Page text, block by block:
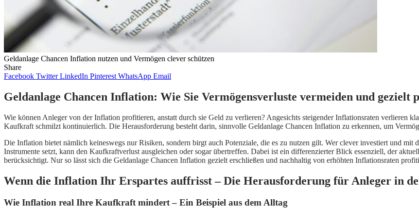
Geldanlage Chancen Inflation nutzen und Vermögen clever schützen
Share
Facebook Twitter LinkedIn Pinterest WhatsApp Email
Geldanlage Chancen Inflation: Wie Sie Vermögensverluste vermeiden und gezielt
Wie können Anleger von der Inflation profitieren, anstatt durch sie Geld zu verlieren? Angesichts steigender Inflationsraten verlieren
Kaufkraft schmilzt kontinuierlich. Die Herausforderung besteht darin, sinnvolle Geldanlage Chancen Inflation zu erkennen, um
Die Inflation bietet nämlich keineswegs nur Risiken, sondern birgt auch Potenziale, die es zu nutzen gilt. Wer clever investiert und mit
Instrumente setzt, kann den Kaufkraftverlust ausgleichen oder sogar übertreffen. Dabei ist ein differenzierter Blick essenziell, der
berücksichtigt. Nur so lässt sich die Geldanlage Chancen Inflation gezielt erschließen und nachhaltig von erhöhten Inflationsraten
Wenn die Inflation Ihr Erspartes auffrisst – Die Herausforderung für Anleger in
Wie Inflation real Ihre Kaufkraft mindert – Ein Beispiel aus dem Alltag